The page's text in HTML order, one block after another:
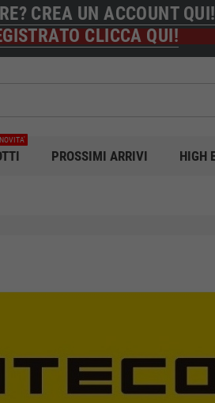
CREA UN ACCOUNT QUI!
CLICCA QUI!
NOVITA'
PROSSIMI ARRIVI HIGH